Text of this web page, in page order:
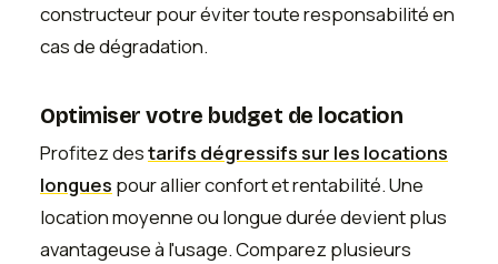
constructeur pour éviter toute responsabilité en
cas de dégradation.
Optimiser votre budget de location
Profitez destarifs dégressifs sur les locations
longues pour allier confort et rentabilité. Une
location moyenne ou longue durée devient plus
avantageuse à l'usage. Comparez plusieurs